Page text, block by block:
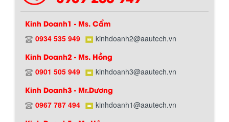
Kinh Doanh1 - Ms. Cẩm
0934 535 949 kinhdoanh2@aautech.vn
Kinh Doanh2 - Ms. Hồng
0901 505 949 kinhdoanh3@aautech.vn
Kinh Doanh3 - Mr.Dương
0967 787 494 kinhdoanh1@aautech.vn
Bồn chứa giải nhiệt sơn, mực in có cấu
tạo gồm 2 lớp inox và được dùng để
làm giảm nhiệt độ của nguyên...